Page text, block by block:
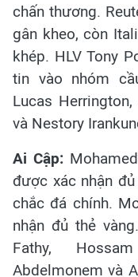
chấn thương.
gân kheo, còn
khép. HLV Tony
tin vào nhóm
Lucas
và Nestory
Ai Cập:
được xác nhận
chắc đá chính.
nhận đủ thẻ
Fathy,
Abdelmonem và